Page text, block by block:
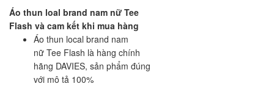
Áo thun loal brand nam nữ Tee
Flash và cam kết khi mua hàng
Áo thun local brand nam
nữ Tee Flash là hàng chính
hãng DAVIES, sản phẩm đúng
với mô tả 100%